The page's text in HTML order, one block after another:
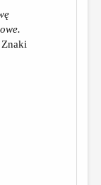
Znaki